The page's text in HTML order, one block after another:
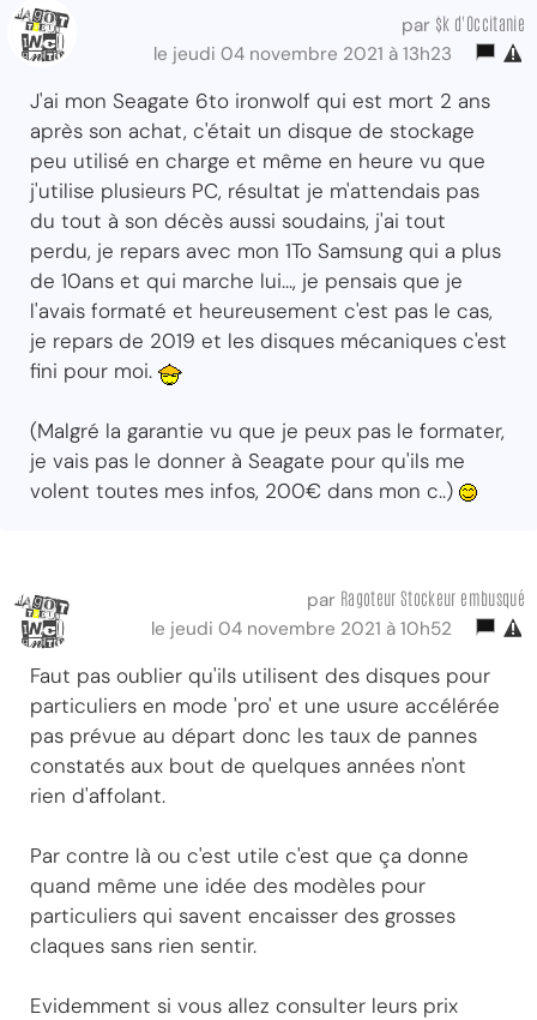
par $k d'Occitanie
le jeudi 04 novembre 2021 à 13h23
J'ai mon Seagate 6to ironwolf qui est mort 2 ans
après son achat, c'était un disque de stockage
peu utilisé en charge et même en heure vu que
j'utilise plusieurs PC, résultat je m'attendais pas
du tout à son décès aussi soudains, j'ai tout
perdu, je repars avec mon 1To Samsung qui a plus
de 10ans et qui marche lui..., je pensais que je
l'avais formaté et heureusement c'est pas le cas,
je repars de 2019 et les disques mécaniques c'est
fini pour moi.
(Malgré la garantie vu que je peux pas le formater,
je vais pas le donner à Seagate pour qu'ils me
volent toutes mes infos, 200€ dans mon c..)
par Ragoteur Stockeur embusqué
le jeudi 04 novembre 2021 à 10h52
Faut pas oublier qu'ils utilisent des disques pour
particuliers en mode 'pro' et une usure accélérée
pas prévue au départ donc les taux de pannes
constatés aux bout de quelques années n'ont
rien d'affolant.
Par contre là ou c'est utile c'est que ça donne
quand même une idée des modèles pour
particuliers qui savent encaisser des grosses
claques sans rien sentir.
Evidemment si vous allez consulter leurs prix